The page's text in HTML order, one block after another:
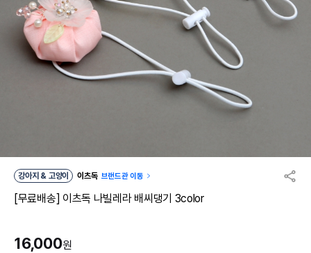
강아지 & 고양이 이츠독 브랜드관 이동
[무료배송] 이츠독 나빌레라 배씨댕기 3color
16,000원